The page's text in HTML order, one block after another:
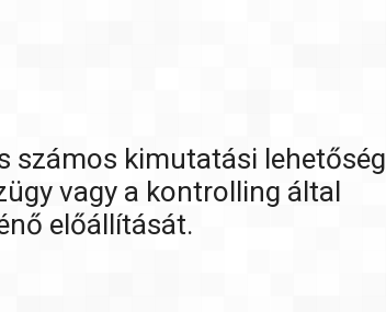
számos kimutatási lehetőség
vagy a kontrolling által
előállítását.